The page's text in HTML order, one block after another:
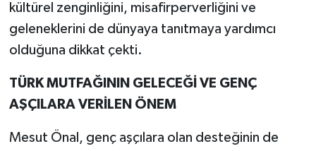
kültürel zenginliğini, misafirperverliğini ve
geleneklerini de dünyaya tanıtmaya yardımcı
olduğuna dikkat çekti.
TÜRK MUTFAĞININ GELECEĞİ VE GENÇ
AŞÇILARA VERİLEN ÖNEM
Mesut Önal, genç aşçılara olan desteğinin de